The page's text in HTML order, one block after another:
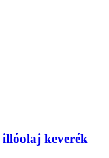
illóolaj keverék